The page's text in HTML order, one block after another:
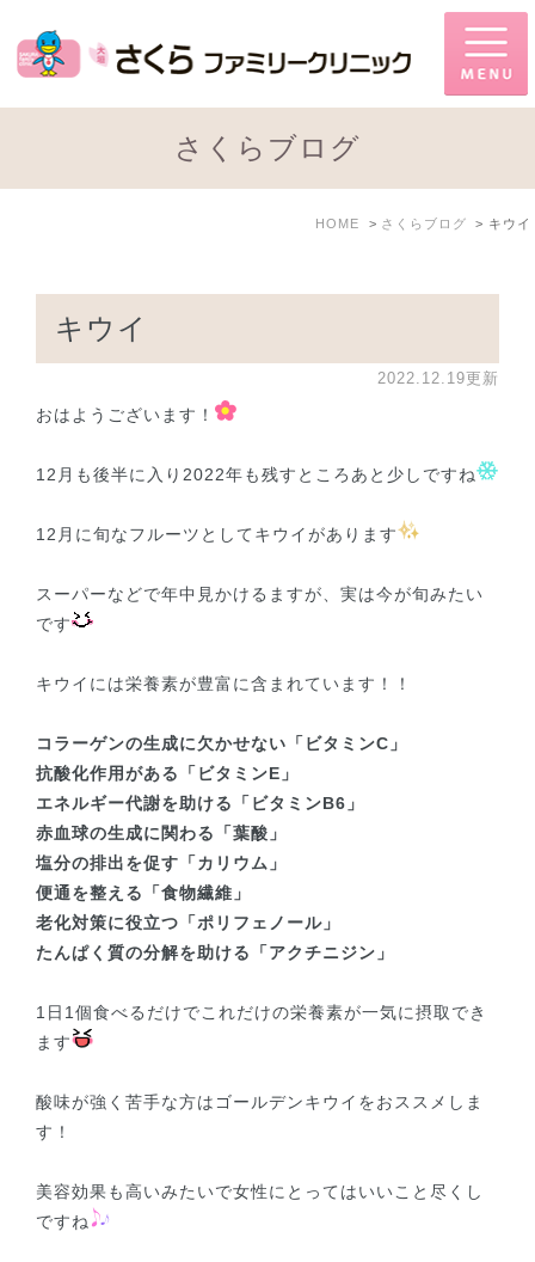
さくらブログ
HOME さくらブログ キウイ
キウイ
2022.12.19更新
おはようございます！
12月も後半に入り2022年も残すところあと少しですね
12月に旬なフルーツとしてキウイがあります
スーパーなどで年中見かけるますが、実は今が旬みたい
です
キウイには栄養素が豊富に含まれています！！
コラーゲンの生成に欠かせない「ビタミンC」
抗酸化作用がある「ビタミンE」
エネルギー代謝を助ける「ビタミンB6」
赤血球の生成に関わる「葉酸」
塩分の排出を促す「カリウム」
便通を整える「食物繊維」
老化対策に役立つ「ポリフェノール」
たんぱく質の分解を助ける「アクチニジン」
1日1個食べるだけでこれだけの栄養素が一気に摂取でき
ます
酸味が強く苦手な方はゴールデンキウイをおススメしま
す！
美容効果も高いみたいで女性にとってはいいこと尽くし
ですね